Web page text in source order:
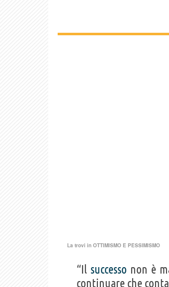
La trovi in OTTIMISMO E PESSIMISMO
“Il successo non è
continuare che